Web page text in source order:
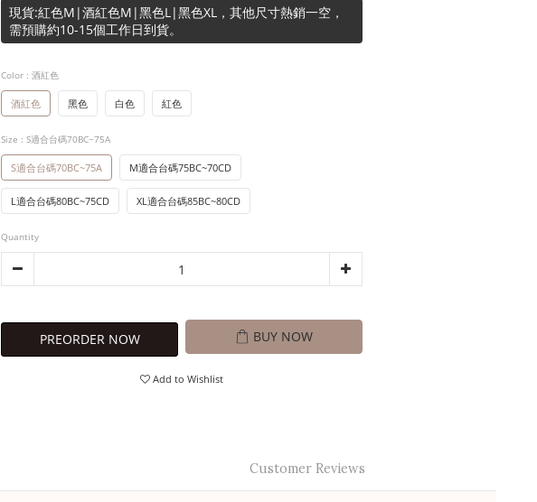
現貨:紅色M|酒紅色M|黑色L|黑色XL，其他尺寸熱銷一空，
需預購約10-15個工作日到貨。
Color : 酒紅色
酒紅色 黑色 白色 紅色
Size : S適合台碼70BC~75A
S適合台碼70BC~75A M適合台碼75BC~70CD
L適合台碼80BC~75CD XL適合台碼85BC~80CD
Quantity
PREORDER NOW BUY NOW
Add to Wishlist
Customer Reviews